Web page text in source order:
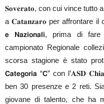
𝐒𝐨𝐯𝐞𝐫𝐚𝐭𝐨, con cui vince tutto
a 𝐂𝐚𝐭𝐚𝐧𝐳𝐚𝐫𝐨 per affrontare il
𝗲 𝗡𝗮𝘇𝗶𝗼𝗻𝗮𝗹𝗶, prima di
campionato Regionale
scorsa stagione è stato
𝗖𝗮𝘁𝗲𝗴𝗼𝗿𝗶𝗮 “𝗖” con l’𝐀𝐒𝐃
ben 30 presenze e 2 reti.
giovane di talento, che ha